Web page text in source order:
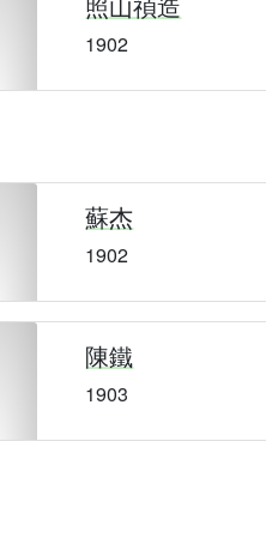
1902
蘇杰
1902
陳鐵
1903